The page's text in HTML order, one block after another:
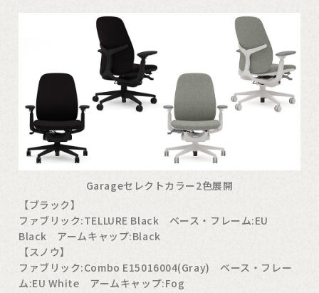
Garageセレクトカラー2色展開
【ブラック】
ファブリック:TELLURE Black ベース・フレーム:EU
Black アームキャップ:Black
【スノウ】
ファブリック:Combo E15016004(Gray) ベース・フレー
ム:EU White アームキャップ:Fog